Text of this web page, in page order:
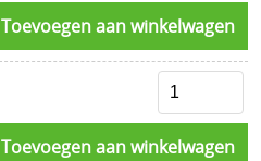
Toevoegen aan winkelwagen
Toevoegen aan winkelwagen